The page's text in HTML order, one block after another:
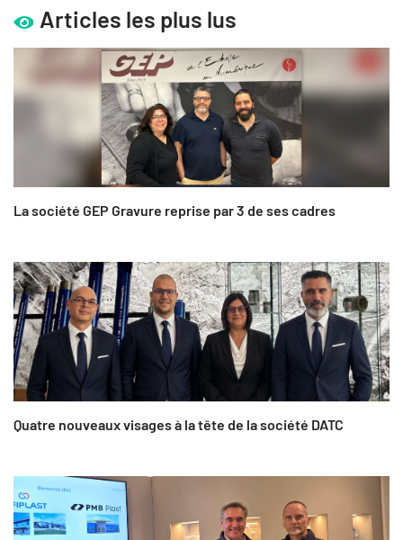
Articles les plus lus
La société GEP Gravure reprise par 3 de ses cadres
Quatre nouveaux visages à la tête de la société DATC